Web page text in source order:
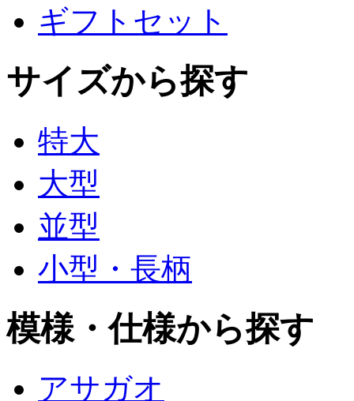
ギフトセット
サイズから探す
特大
大型
並型
小型・長柄
模様・仕様から探す
アサガオ